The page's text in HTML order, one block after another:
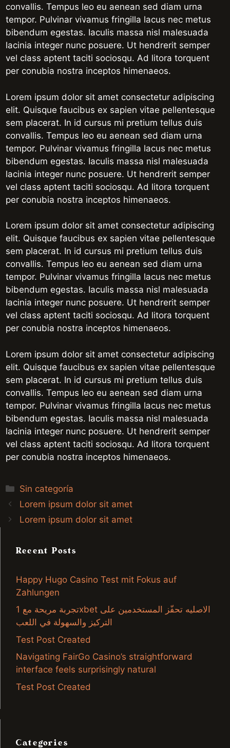
convallis. Tempus leo eu aenean sed diam urna
tempor. Pulvinar vivamus fringilla lacus nec metus
bibendum egestas. Iaculis massa nisl malesuada
lacinia integer nunc posuere. Ut hendrerit semper
vel class aptent taciti sociosqu. Ad litora torquent
per conubia nostra inceptos himenaeos.
Lorem ipsum dolor sit amet consectetur adipiscing
elit. Quisque faucibus ex sapien vitae pellentesque
sem placerat. In id cursus mi pretium tellus duis
convallis. Tempus leo eu aenean sed diam urna
tempor. Pulvinar vivamus fringilla lacus nec metus
bibendum egestas. Iaculis massa nisl malesuada
lacinia integer nunc posuere. Ut hendrerit semper
vel class aptent taciti sociosqu. Ad litora torquent
per conubia nostra inceptos himenaeos.
Lorem ipsum dolor sit amet consectetur adipiscing
elit. Quisque faucibus ex sapien vitae pellentesque
sem placerat. In id cursus mi pretium tellus duis
convallis. Tempus leo eu aenean sed diam urna
tempor. Pulvinar vivamus fringilla lacus nec metus
bibendum egestas. Iaculis massa nisl malesuada
lacinia integer nunc posuere. Ut hendrerit semper
vel class aptent taciti sociosqu. Ad litora torquent
per conubia nostra inceptos himenaeos.
Lorem ipsum dolor sit amet consectetur adipiscing
elit. Quisque faucibus ex sapien vitae pellentesque
sem placerat. In id cursus mi pretium tellus duis
convallis. Tempus leo eu aenean sed diam urna
tempor. Pulvinar vivamus fringilla lacus nec metus
bibendum egestas. Iaculis massa nisl malesuada
lacinia integer nunc posuere. Ut hendrerit semper
vel class aptent taciti sociosqu. Ad litora torquent
per conubia nostra inceptos himenaeos.
Categories
Sin categoría
Lorem ipsum dolor sit amet
Lorem ipsum dolor sit amet
Recent Posts
Happy Hugo Casino Test mit Fokus auf
Zahlungen
تجربة مريحة مع 1xbet الاصليه تحفّز المستخدمين على
التركيز والسهولة في اللعب
Test Post Created
Navigating FairGo Casino’s straightforward
interface feels surprisingly natural
Test Post Created
Categories